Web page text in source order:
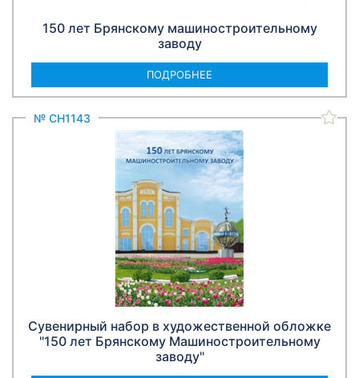
150 лет Брянскому машиностроительному
заводу
ПОДРОБНЕЕ
№ СН1143
Сувенирный набор в художественной обложке
"150 лет Брянскому Машиностроительному
заводу"